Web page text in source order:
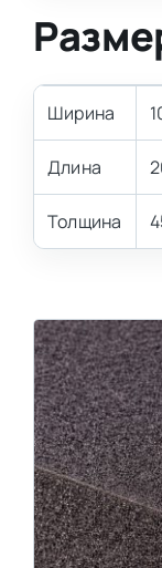
Ширина
Длина
Толщина